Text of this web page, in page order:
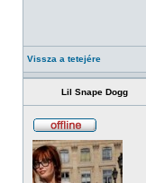
Vissza a tetejére
Lil Snape Dogg